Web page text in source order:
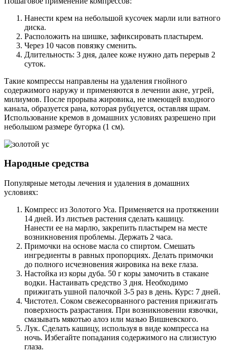
Нанести крем на небольшой кусочек марли или ватного
диска.
Расположить на шишке, зафиксировать пластырем.
Через 10 часов повязку сменить.
Длительность: 3 дня, далее коже нужно дать перерыв 2
суток.
Такие компрессы направлены на удаления гнойного
содержимого наружу и применяются в лечении акне, угрей,
милиумов. После прорыва жировика, не имеющей входного
канала, образуется рана, которая рубцуется, оставляя шрам.
Использование кремов в домашних условиях разрешено при
небольшом размере бугорка (1 см).
Народные средства
Популярные методы лечения и удаления в домашних
условиях:
Компресс из Золотого Уса. Применяется на протяжении
14 дней. Из листьев растения сделать кашицу.
Нанести ее на марлю, закрепить пластырем на месте
возникновения проблемы. Держать 2 часа.
Примочки на основе масла со спиртом. Смешать
ингредиенты в равных пропорциях. Делать примочки
до полного исчезновения жировика на веке глаза.
Настойка из коры дуба. 50 г коры замочить в стакане
водки. Настаивать средство 3 дня. Необходимо
прижигать ушной палочкой 3-5 раз в день. Курс: 7 дней.
Чистотел. Соком свежесорванного растения прижигать
поверхность разрастания. При возникновении язвочки,
смазывать мякотью алоэ или мазью Вишневского.
Лук. Сделать кашицу, используя в виде компресса на
ночь. Избегайте попадания содержимого на слизистую
глаза.